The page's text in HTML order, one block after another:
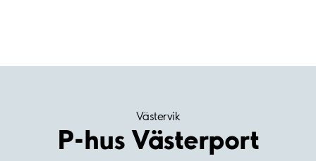
Västervik
P-hus Västerport